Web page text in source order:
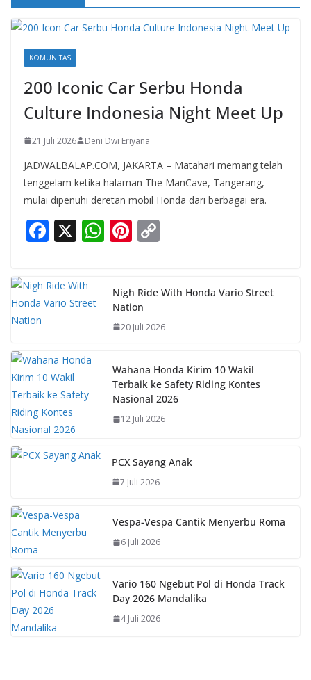
KOMUNITAS
200 Iconic Car Serbu Honda
Culture Indonesia Night Meet Up
21 Juli 2026 Deni Dwi Eriyana
JADWALBALAP.COM, JAKARTA – Matahari memang telah
tenggelam ketika halaman The ManCave, Tangerang,
mulai dipenuhi deretan mobil Honda dari berbagai era.
F
e
b
k
X W
s
A
p
Pi
e
st
y
Li
k
Nigh Ride With Honda Vario Street
Nation
20 Juli 2026
Wahana Honda Kirim 10 Wakil
Terbaik ke Safety Riding Kontes
Nasional 2026
12 Juli 2026
PCX Sayang Anak
7 Juli 2026
Vespa-Vespa Cantik Menyerbu Roma
6 Juli 2026
Vario 160 Ngebut Pol di Honda Track
Day 2026 Mandalika
4 Juli 2026